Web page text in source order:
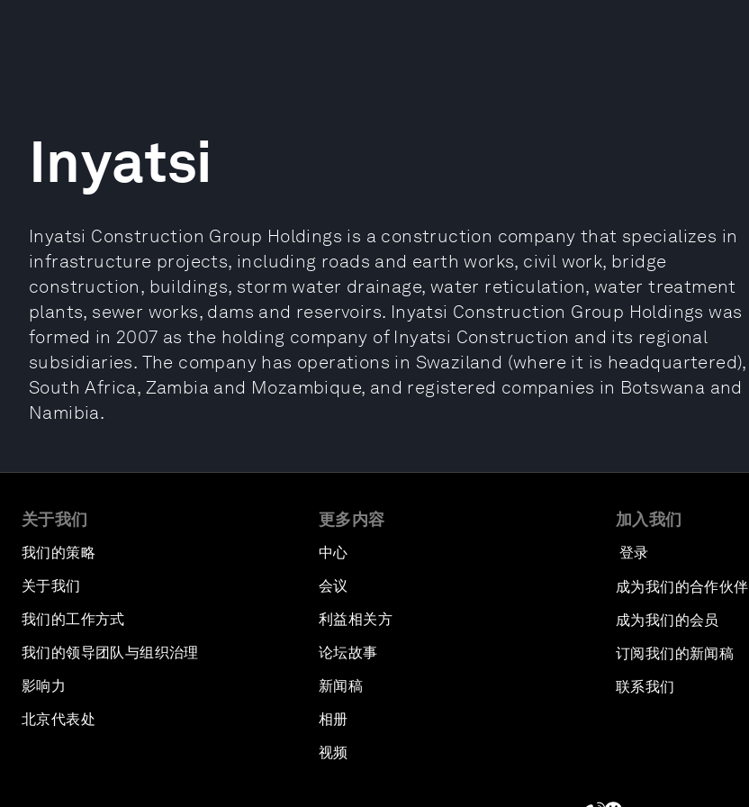
Inyatsi
Inyatsi Construction Group Holdings is a construction company that specializes in
infrastructure projects, including roads and earth works, civil work, bridge
construction, buildings, storm water drainage, water reticulation, water treatment
plants, sewer works, dams and reservoirs. Inyatsi Construction Group Holdings was
formed in 2007 as the holding company of Inyatsi Construction and its regional
subsidiaries. The company has operations in Swaziland (where it is headquartered),
South Africa, Zambia and Mozambique, and registered companies in Botswana and
Namibia.
关于我们
我们的策略
关于我们
我们的工作方式
我们的领导团队与组织治理
影响力
北京代表处
更多内容
中心
会议
利益相关方
论坛故事
新闻稿
相册
视频
加入我们
登录
成为我们的合作伙伴
成为我们的会员
订阅我们的新闻稿
联系我们